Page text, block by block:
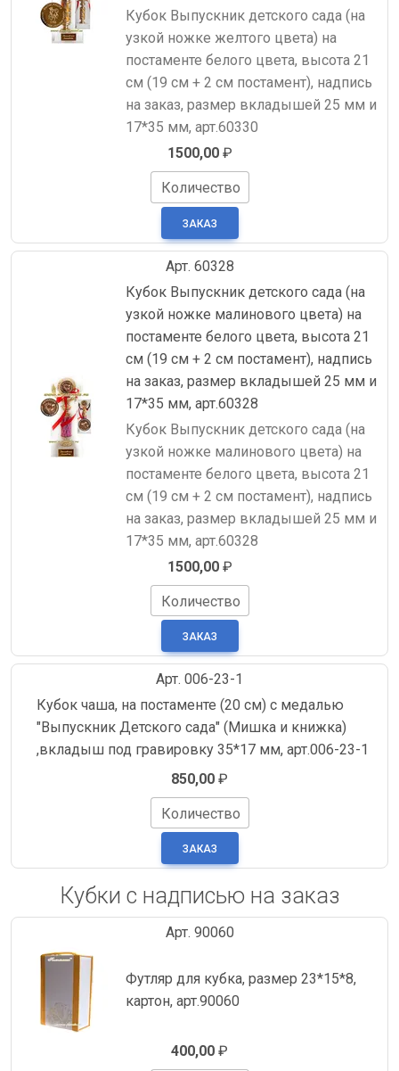
Кубок Выпускник детского сада (на
узкой ножке желтого цвета) на
постаменте белого цвета, высота 21
см (19 см + 2 см постамент), надпись
на заказ, размер вкладышей 25 мм и
17*35 мм, арт.60330
1500,00₽
Количество
Арт. 60328
Кубок Выпускник детского сада (на
узкой ножке малинового цвета) на
постаменте белого цвета, высота 21
см (19 см + 2 см постамент), надпись
на заказ, размер вкладышей 25 мм и
17*35 мм, арт.60328
Кубок Выпускник детского сада (на
узкой ножке малинового цвета) на
постаменте белого цвета, высота 21
см (19 см + 2 см постамент), надпись
на заказ, размер вкладышей 25 мм и
17*35 мм, арт.60328
1500,00₽
Количество
Арт. 006-23-1
Кубок чаша, на постаменте (20 см) с медалью
"Выпускник Детского сада" (Мишка и книжка)
,вкладыш под гравировку 35*17 мм, арт.006-23-1
850,00 ₽
Количество
Кубки с надписью на заказ
Арт. 90060
Футляр для кубка, размер 23*15*8,
картон, арт.90060
400,00 ₽